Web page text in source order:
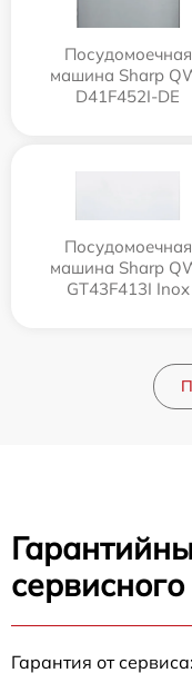
Посудомоечная
машина Sharp
D41F452I-DE
Посудомоечная
машина Sharp
GT43F413I Inox
Гарантия от